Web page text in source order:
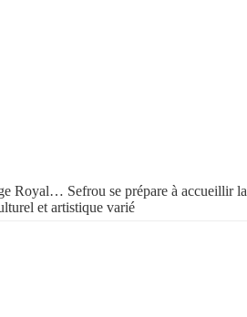
Royal… Sefrou se prépare à accueillir la
et artistique varié